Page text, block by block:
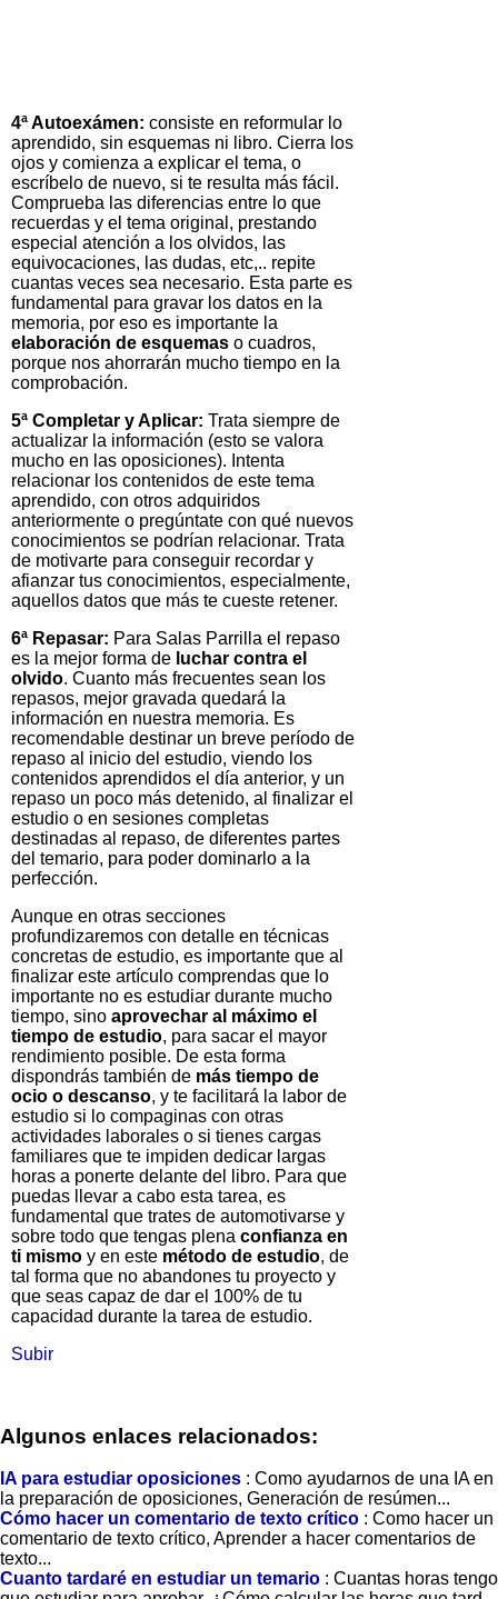
4ª Autoexámen: consiste en reformular lo
aprendido, sin esquemas ni libro. Cierra los
ojos y comienza a explicar el tema, o
escríbelo de nuevo, si te resulta más fácil.
Comprueba las diferencias entre lo que
recuerdas y el tema original, prestando
especial atención a los olvidos, las
equivocaciones, las dudas, etc,.. repite
cuantas veces sea necesario. Esta parte es
fundamental para gravar los datos en la
memoria, por eso es importante la
elaboración de esquemas o cuadros,
porque nos ahorrarán mucho tiempo en la
comprobación.
5ª Completar y Aplicar: Trata siempre de
actualizar la información (esto se valora
mucho en las oposiciones). Intenta
relacionar los contenidos de este tema
aprendido, con otros adquiridos
anteriormente o pregúntate con qué nuevos
conocimientos se podrían relacionar. Trata
de motivarte para conseguir recordar y
afianzar tus conocimientos, especialmente,
aquellos datos que más te cueste retener.
6ª Repasar: Para Salas Parrilla el repaso
es la mejor forma de luchar contra el
olvido. Cuanto más frecuentes sean los
repasos, mejor gravada quedará la
información en nuestra memoria. Es
recomendable destinar un breve período de
repaso al inicio del estudio, viendo los
contenidos aprendidos el día anterior, y un
repaso un poco más detenido, al finalizar el
estudio o en sesiones completas
destinadas al repaso, de diferentes partes
del temario, para poder dominarlo a la
perfección.
Aunque en otras secciones
profundizaremos con detalle en técnicas
concretas de estudio, es importante que al
finalizar este artículo comprendas que lo
importante no es estudiar durante mucho
tiempo, sino aprovechar al máximo el
tiempo de estudio, para sacar el mayor
rendimiento posible. De esta forma
dispondrás también de más tiempo de
ocio o descanso, y te facilitará la labor de
estudio si lo compaginas con otras
actividades laborales o si tienes cargas
familiares que te impiden dedicar largas
horas a ponerte delante del libro. Para que
puedas llevar a cabo esta tarea, es
fundamental que trates de automotivarse y
sobre todo que tengas plena confianza en
ti mismo y en este método de estudio, de
tal forma que no abandones tu proyecto y
que seas capaz de dar el 100% de tu
capacidad durante la tarea de estudio.
Subir
Algunos enlaces relacionados:
IA para estudiar oposiciones : Como ayudarnos de una IA en
la preparación de oposiciones, Generación de resúmen...
Cómo hacer un comentario de texto crítico : Como hacer un
comentario de texto crítico, Aprender a hacer comentarios de
texto...
Cuanto tardaré en estudiar un temario : Cuantas horas tengo